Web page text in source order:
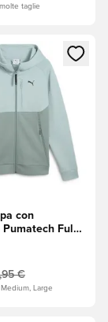
taglie
come
modale
con
Pumatech Full
€
Medium, Large